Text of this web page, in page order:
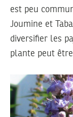
est peu
Joumine et
diversifier les
plante peut